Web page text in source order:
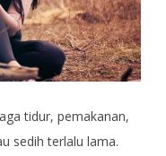
tidur, pemakanan,
sedih terlalu lama.